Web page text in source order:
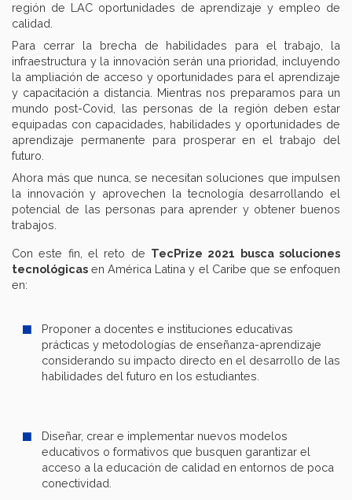
región de LAC oportunidades de aprendizaje y empleo de
calidad.
Para cerrar la brecha de habilidades para el trabajo, la
infraestructura y la innovación serán una prioridad, incluyendo
la ampliación de acceso y oportunidades para el aprendizaje
y capacitación a distancia. Mientras nos preparamos para un
mundo post-Covid, las personas de la región deben estar
equipadas con capacidades, habilidades y oportunidades de
aprendizaje permanente para prosperar en el trabajo del
futuro.
Ahora más que nunca, se necesitan soluciones que impulsen
la innovación y aprovechen la tecnología desarrollando el
potencial de las personas para aprender y obtener buenos
trabajos.
Con este fin, el reto de TecPrize 2021 busca soluciones
tecnológicas en América Latina y el Caribe que se enfoquen
en:
Proponer a docentes e instituciones educativas
prácticas y metodologías de enseñanza-aprendizaje
considerando su impacto directo en el desarrollo de las
habilidades del futuro en los estudiantes.
Diseñar, crear e implementar nuevos modelos
educativos o formativos que busquen garantizar el
acceso a la educación de calidad en entornos de poca
conectividad.